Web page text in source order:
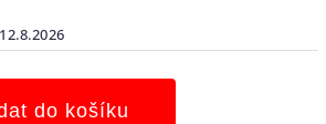
12.8.2026
do košíku